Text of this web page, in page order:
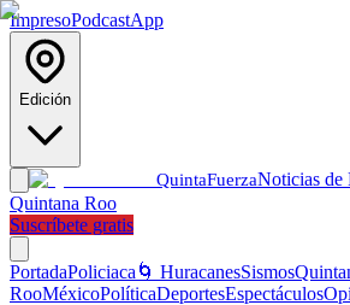
ImpresoPodcastApp
Edición
QuintaFuerzaNoticias de
Quintana Roo
Suscríbete gratis
PortadaPoliciaca 🌀 HuracanesSismos
RooMéxicoPolíticaDeportesEspectáculos